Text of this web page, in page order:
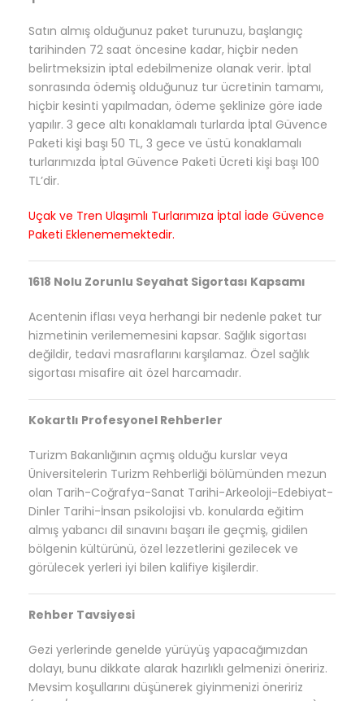
Satın almış olduğunuz paket turunuzu, başlangıç
tarihinden 72 saat öncesine kadar, hiçbir neden
belirtmeksizin iptal edebilmenize olanak verir. İptal
sonrasında ödemiş olduğunuz tur ücretinin tamamı,
hiçbir kesinti yapılmadan, ödeme şeklinize göre iade
yapılır. 3 gece altı konaklamalı turlarda İptal Güvence
Paketi kişi başı 50 TL, 3 gece ve üstü konaklamalı
turlarımızda İptal Güvence Paketi Ücreti kişi başı 100
TL’dir.
Uçak ve Tren Ulaşımlı Turlarımıza İptal İade Güvence
Paketi Eklenememektedir.
1618 Nolu Zorunlu Seyahat Sigortası Kapsamı
Acentenin iflası veya herhangi bir nedenle paket tur
hizmetinin verilememesini kapsar. Sağlık sigortası
değildir, tedavi masraflarını karşılamaz. Özel sağlık
sigortası misafire ait özel harcamadır.
Kokartlı Profesyonel Rehberler
Turizm Bakanlığının açmış olduğu kurslar veya
Üniversitelerin Turizm Rehberliği bölümünden mezun
olan Tarih-Coğrafya-Sanat Tarihi-Arkeoloji-Edebiyat-
Dinler Tarihi-İnsan psikolojisi vb. konularda eğitim
almış yabancı dil sınavını başarı ile geçmiş, gidilen
bölgenin kültürünü, özel lezzetlerini gezilecek ve
görülecek yerleri iyi bilen kalifiye kişilerdir.
Rehber Tavsiyesi
Gezi yerlerinde genelde yürüyüş yapacağımızdan
dolayı, bunu dikkate alarak hazırlıklı gelmenizi öneririz.
Mevsim koşullarını düşünerek giyinmenizi öneririz